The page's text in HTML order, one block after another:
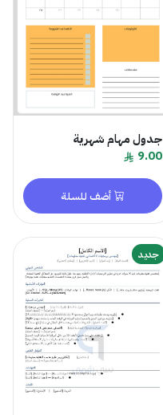
جدول مهام شهرية
9.00
أضف للسلة
جديد